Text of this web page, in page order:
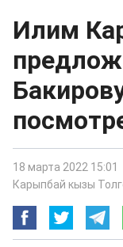
Илим
18 марта 2022 15:01
Карыпбай кызы